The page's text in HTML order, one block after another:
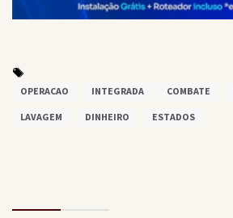
OPERACAO INTEGRADA COMBATE
LAVAGEM DINHEIRO ESTADOS